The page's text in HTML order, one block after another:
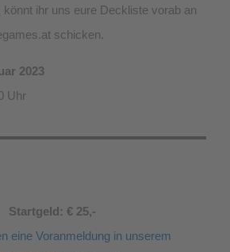
könnt ihr uns eure Deckliste vorab an
schicken.
2023
Uhr
Startgeld: € 25,-
eine Voranmeldung in unserem